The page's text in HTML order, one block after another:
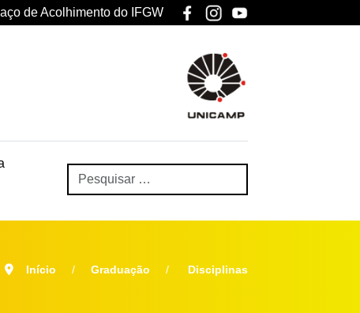
de Acolhimento do IFGW
Início Graduação Disciplinas